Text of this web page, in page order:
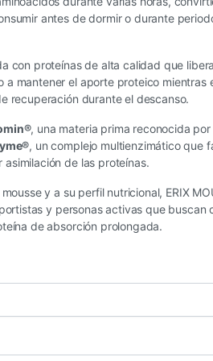
antes de dormir o durante
con proteínas de alta calidad que
a mantener el aporte proteico mientras
recuperación durante el descanso.
, una materia prima reconocida
, un complejo multienzimático que
de las proteínas.
y a su perfil nutricional, ERIX
y personas activas que buscan
de absorción prolongada.